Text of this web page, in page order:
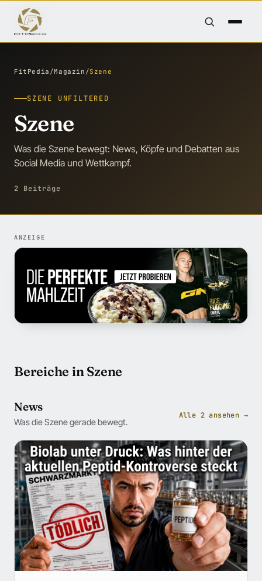
FitPedia /Magazin /Szene
SZENE UNFILTERED
Szene
Was die Szene bewegt: News, Köpfe und Debatten aus
Social Media und Wettkampf.
2 Beiträge
ANZEIGE
Bereiche in Szene
News
Was die Szene gerade bewegt.
Alle 2 ansehen →